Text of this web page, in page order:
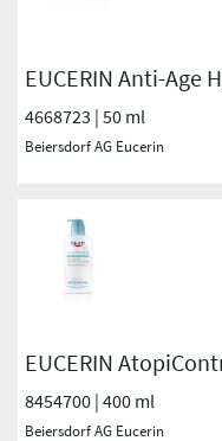
EUCERIN Anti-Age
4668723 | 50 ml
Beiersdorf AG Eucerin
EUCERIN
8454700 | 400 ml
Beiersdorf AG Eucerin